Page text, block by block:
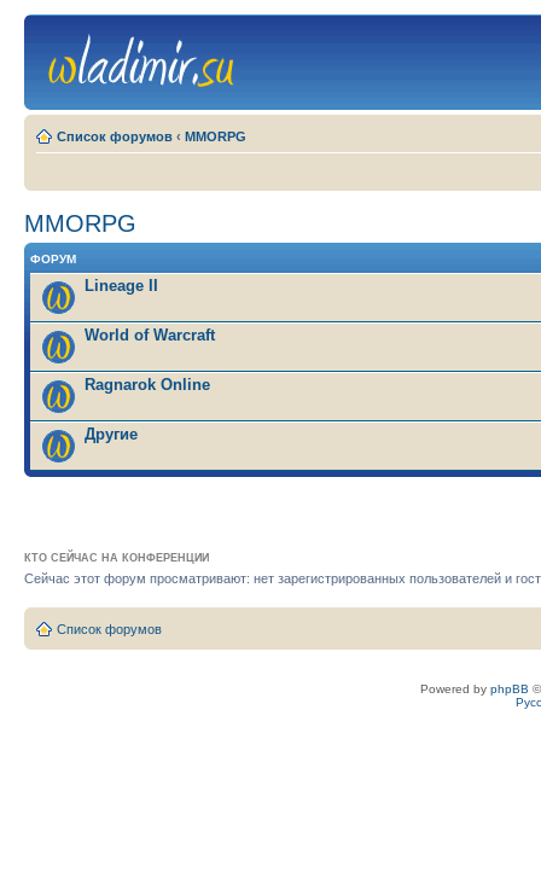
Список форумов ‹ MMORPG
MMORPG
ФОРУМ
Lineage II
World of Warcraft
Ragnarok Online
Другие
КТО СЕЙЧАС НА КОНФЕРЕНЦИИ
Сейчас этот форум просматривают: нет зарегистрированных пользователей и
Список форумов
Powered by phpBB